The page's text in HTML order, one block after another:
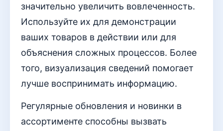
значительно увеличить вовлеченность.
Используйте их для демонстрации
ваших товаров в действии или для
объяснения сложных процессов. Более
того, визуализация сведений помогает
лучше воспринимать информацию.
Регулярные обновления и новинки в
ассортименте способны вызвать